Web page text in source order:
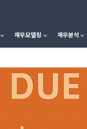
재무모델링 재무분석